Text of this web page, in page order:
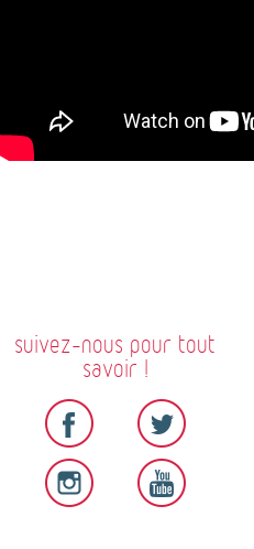
suivez-nous pour tout
savoir !